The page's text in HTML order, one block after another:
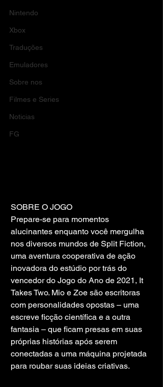
Nintendo
Xbox
Traduções
Emuladores
Sobre nos
Filmes e Series
Noticias
FG
SOBRE O JOGO
Prepare-se para momentos
alucinantes enquanto você mergulha
nos diversos mundos de Split Fiction,
uma aventura cooperativa de ação
inovadora do estúdio por trás do
vencedor do Jogo do Ano de 2021, It
Takes Two. Mio e Zoe são escritoras
com personalidades opostas – uma
escreve ficção científica e a outra
fantasia – que ficam presas em suas
próprias histórias após serem
conectadas a uma máquina projetada
para roubar suas ideias criativas.